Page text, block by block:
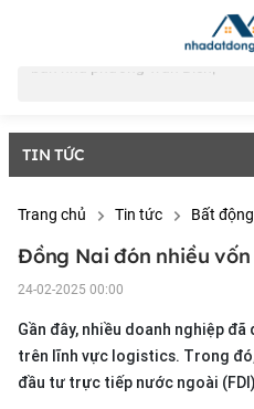
TIN TỨC
Trang chủ Tin tức Bất
Đồng Nai đón nhiều
24-02-2025 00:00
Gần đây, nhiều doanh nghiệp
trên lĩnh vực logistics. Trong
đầu tư trực tiếp nước ngoài